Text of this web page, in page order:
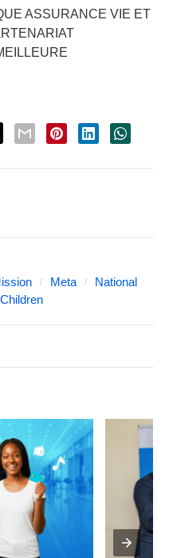
ASSURANCE VIE ET
Meta
National